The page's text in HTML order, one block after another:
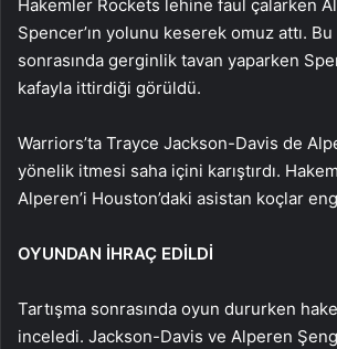
Hakemler Rockets lehine faul çalarken
Spencer’ın yolunu keserek omuz attı.
sonrasında gerginlik tavan yaparken
kafayla ittirdiği görüldü.
Warriors’ta Trayce Jackson-Davis de
yönelik itmesi saha içini karıştırdı.
Alperen’i Houston’daki asistan koçlar
OYUNDAN İHRAÇ EDİLDİ
Tartışma sonrasında oyun dururken
inceledi. Jackson-Davis ve Alperen